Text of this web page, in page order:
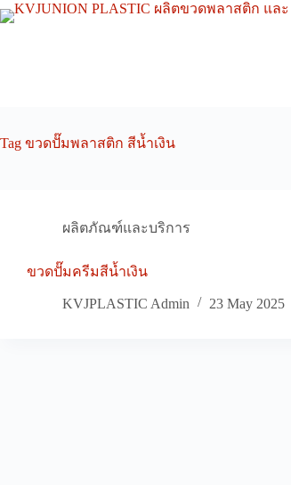
Skip
to
Tag ขวดปั๊มพลาสติก สีน้ำเงิน
ผลิตภัณฑ์และบริการ
ขวดปั๊มครีมสีน้ำเงิน
KVJPLASTIC Admin 23 May 2025